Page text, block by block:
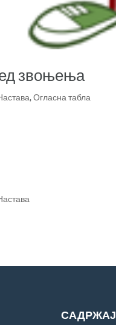
звоњења
,Огласна табла
САДРЖАЈ